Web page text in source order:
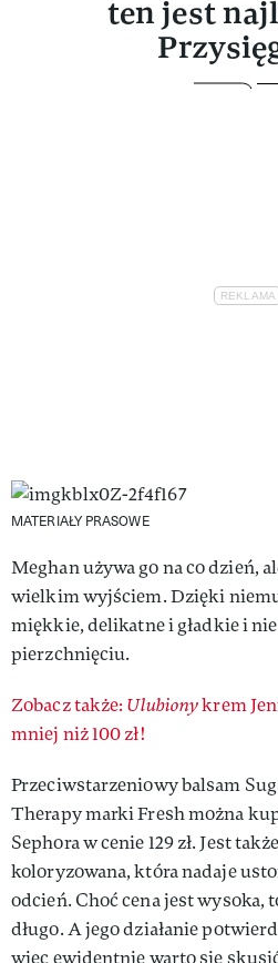
ten jest
MATERIAŁY PRASOWE
Meghan używa go na co dzień,
wielkim wyjściem. Dzięki
miękkie, delikatne i gładkie i
pierzchnięciu.
Zobacz także:Ulubionykrem
mniej niż 100 zł!
Przeciwstarzeniowy balsam
Therapy marki Fresh można
Sephora w cenie 129 zł. Jest
koloryzowana, która nadaje
odcień. Choć cena jest wysoka,
długo. A jego działanie
więc ewidentnie warto się